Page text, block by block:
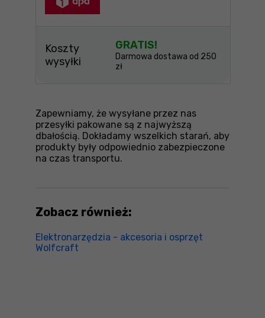
Koszty
wysyłki
GRATIS!
Darmowa dostawa od 250
zł
Zapewniamy, że wysyłane przez nas
przesyłki pakowane są z najwyższą
dbałością. Dokładamy wszelkich starań, aby
produkty były odpowiednio zabezpieczone
na czas transportu.
Zobacz również:
Elektronarzędzia - akcesoria i osprzęt
Wolfcraft